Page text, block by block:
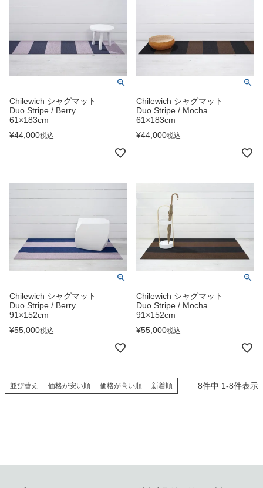
Chilewich シャグマット
Duo Stripe / Berry
61×183cm
¥44,000税込
Chilewich シャグマット
Duo Stripe / Mocha
61×183cm
¥44,000税込
Chilewich シャグマット
Duo Stripe / Berry
91×152cm
¥55,000税込
Chilewich シャグマット
Duo Stripe / Mocha
91×152cm
¥55,000税込
並び替え 価格が安い順 価格が高い順 新着順 8件中 1-8件表示